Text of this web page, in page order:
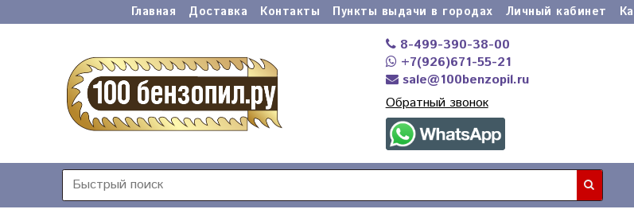
Главная Доставка Контакты Пункты выдачи в городах Личный кабинет
8-499-390-38-00
+7(926)671-55-21
sale@100benzopil.ru
Обратный звонок